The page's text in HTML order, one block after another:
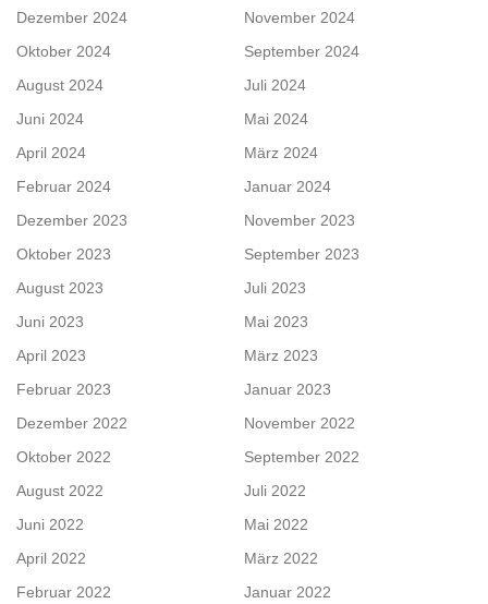
Dezember 2024
November 2024
Oktober 2024
September 2024
August 2024
Juli 2024
Juni 2024
Mai 2024
April 2024
März 2024
Februar 2024
Januar 2024
Dezember 2023
November 2023
Oktober 2023
September 2023
August 2023
Juli 2023
Juni 2023
Mai 2023
April 2023
März 2023
Februar 2023
Januar 2023
Dezember 2022
November 2022
Oktober 2022
September 2022
August 2022
Juli 2022
Juni 2022
Mai 2022
April 2022
März 2022
Februar 2022
Januar 2022